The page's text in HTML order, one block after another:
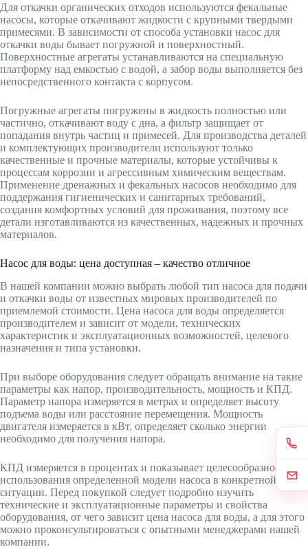
Для откачки органических отходов используются фекальные
насосы, которые откачивают жидкости с крупными твердыми
примесями. В зависимости от способа установки насос для
откачки воды бывает погружной и поверхностный.
Поверхностные агрегаты устанавливаются на специальную
платформу над емкостью с водой, а забор воды выполняется без
непосредственного контакта с корпусом.
Погружные агрегаты погружены в жидкость полностью или
частично, откачивают воду с дна, а фильтр защищает от
попадания внутрь частиц и примесей. Для производства деталей
и комплектующих производители используют только
качественные и прочные материалы, которые устойчивы к
процессам коррозии и агрессивным химическим веществам.
Применение дренажных и фекальных насосов необходимо для
поддержания гигиенических и санитарных требований,
создания комфортных условий для проживания, поэтому все
детали изготавливаются из качественных, надежных и прочных
материалов.
Насос для воды: цена доступная – качество отличное
В нашей компании можно выбрать любой тип насоса для подачи
и откачки воды от известных мировых производителей по
приемлемой стоимости. Цена насоса для воды определяется
производителем и зависит от модели, технических
характеристик и эксплуатационных возможностей, целевого
назначения и типа установки.
При выборе оборудования следует обращать внимание на такие
параметры как напор, производительность, мощность и КПД.
Параметр напора измеряется в метрах и определяет высоту
подъема воды или расстояние перемещения. Мощность
двигателя измеряется в кВт, определяет сколько энергии
необходимо для получения напора.
КПД измеряется в процентах и показывает целесообразность
использования определенной модели насоса в конкретной
ситуации. Перед покупкой следует подробно изучить
технические и эксплуатационные параметры и свойства
оборудования, от чего зависит цена насоса для воды, а для этого
можно проконсультироваться с опытными менеджерами нашей
компании.